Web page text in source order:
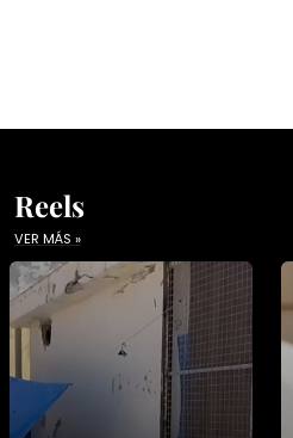
Reels
VER MÁS »